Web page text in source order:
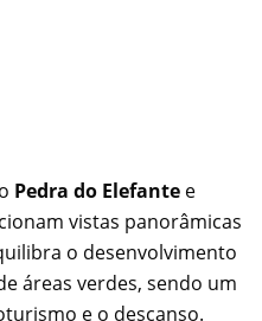
Pedra do Elefante e
vistas panorâmicas
o desenvolvimento
áreas verdes, sendo um
e o descanso.